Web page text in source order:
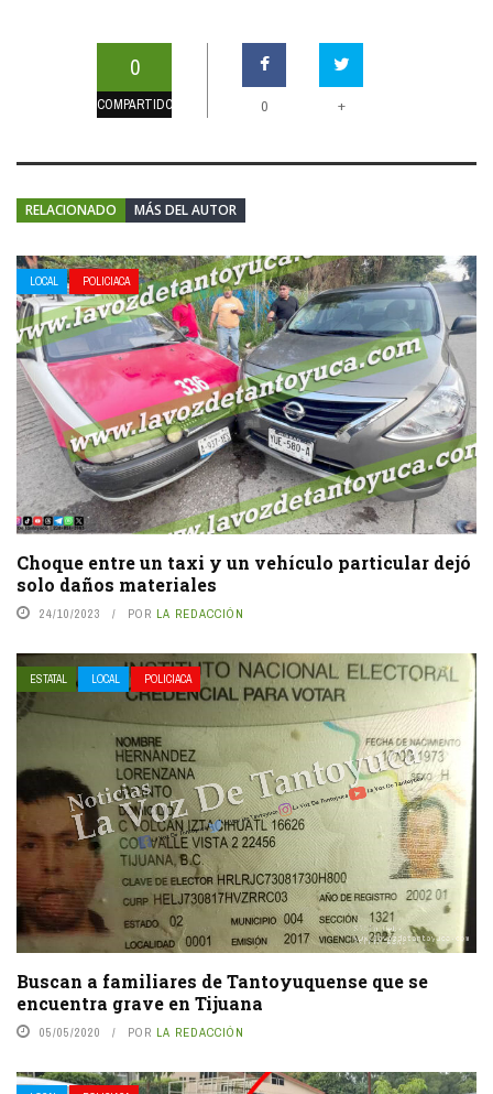
0
COMPARTIDOS 0 +
RELACIONADO MÁS DEL AUTOR
LOCAL POLICIACA
Choque entre un taxi y un vehículo particular dejó
solo daños materiales
24/10/2023 POR LA REDACCIÓN
ESTATAL LOCAL POLICIACA
Buscan a familiares de Tantoyuquense que se
encuentra grave en Tijuana
05/05/2020 POR LA REDACCIÓN